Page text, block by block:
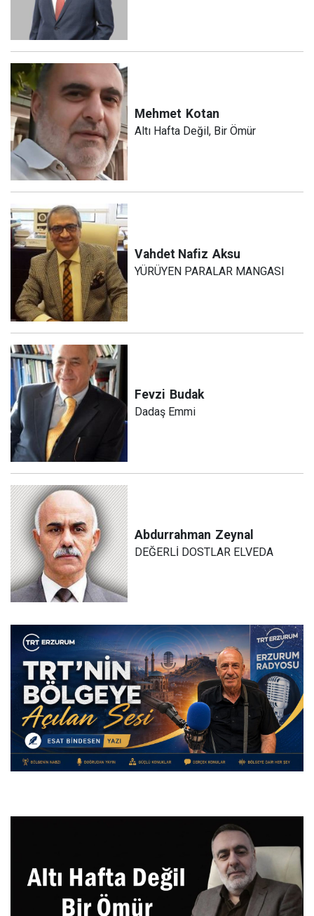
Mehmet Kotan
Altı Hafta Değil, Bir Ömür
Vahdet Nafiz Aksu
YÜRÜYEN PARALAR MANGASI
Fevzi Budak
Dadaş Emmi
Abdurrahman Zeynal
DEĞERLİ DOSTLAR ELVEDA